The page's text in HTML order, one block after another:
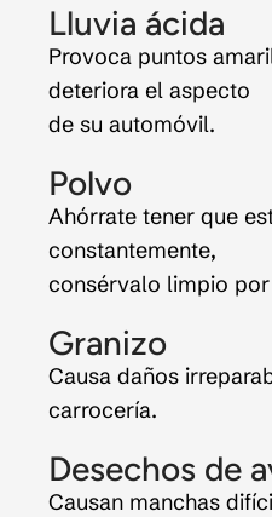
Lluvia ácida
Provoca puntos
deteriora el aspecto
de su automóvil.
Polvo
Ahórrate tener que
constantemente,
consérvalo limpio
Granizo
Causa daños
carrocería.
Desechos de
Causan manchas